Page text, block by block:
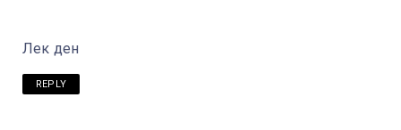
Лек ден
REPLY